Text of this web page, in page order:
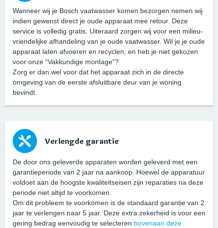
Wanneer wij je Bosch vaatwasser komen bezorgen nemen wij
indien gewenst direct je oude apparaat mee retour. Deze
service is volledig gratis. Uiteraard zorgen wij voor een milieu-
vriendelijke afhandeling van je oude vaatwasser. Wil je je oude
apparaat laten afvoeren en recyclen, en heb je niet gekozen
voor onze “Vakkundige montage”?
Zorg er dan wel voor dat het apparaat zich in de directe
omgeving van de eerste afsluitbare deur van je woning
bevindt.
Verlengde garantie
De door ons geleverde apparaten worden geleverd met een
garantieperiode van 2 jaar na aankoop. Hoewel de apparatuur
voldoet aan de hoogste kwaliteitseisen zijn reparaties na deze
periode niet altijd te voorkomen.
Om dit probleem te voorkomen is de standaard garantie van 2
jaar te verlengen naar 5 jaar. Deze extra zekerheid is voor een
gering bedrag eenvoudig te selecteren bovenaan deze